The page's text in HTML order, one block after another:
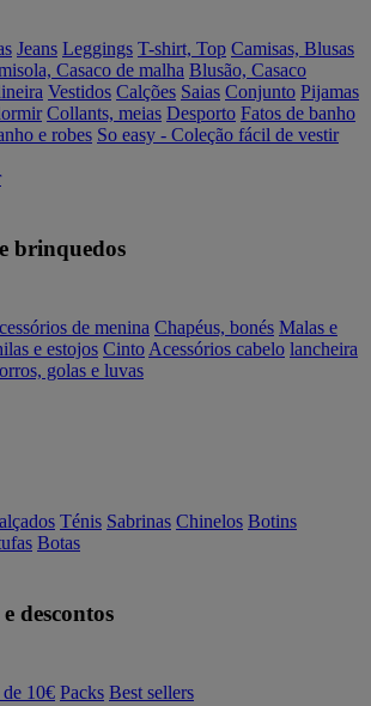
Jeans Leggings T-shirt, Top Camisas, Blusas
Casaco de malha Blusão, Casaco
Vestidos Calções Saias Conjunto Pijamas
Collants, meias Desporto Fatos de banho
e robes So easy - Coleção fácil de vestir
brinquedos
de menina Chapéus, bonés Malas e
e estojos Cinto Acessórios cabelo lancheira
golas e luvas
Ténis Sabrinas Chinelos Botins
Botas
descontos
10€ Packs Best sellers